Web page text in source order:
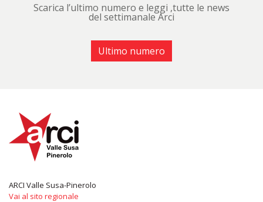
Scarica l’ultimo numero e leggi ,tutte le news
del settimanale Arci
Ultimo numero
ARCI Valle Susa-Pinerolo
Vai al sito regionale